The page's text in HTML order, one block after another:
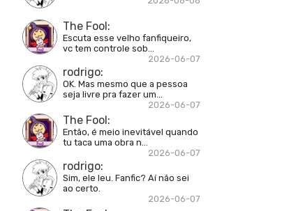
The Fool:
Escuta esse velho fanfiqueiro,
vc tem controle sob...
2026-06-07
rodrigo:
OK. Mas mesmo que a pessoa
seja livre pra fazer um...
2026-06-07
The Fool:
Então, é meio inevitável quando
tu taca uma obra n...
2026-06-07
rodrigo:
Sim, ele leu. Fanfic? Aí não sei
ao certo.
2026-06-07